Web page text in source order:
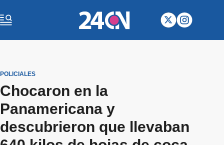
POLICIALES
Chocaron en la
Panamericana y
descubrieron que llevaban